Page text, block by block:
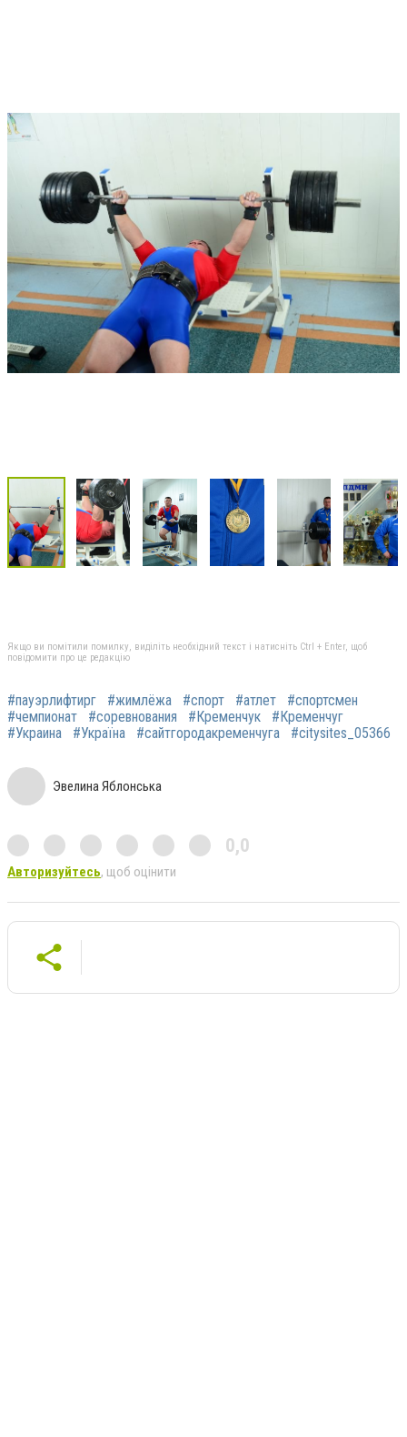
Якщо ви помітили помилку, виділіть необхідний текст і натисніть Ctrl + Enter, щоб
повідомити про це редакцію
#пауэрлифтирг #жимлёжа #спорт #атлет
#спортсмен
#чемпионат
#соревнования #Кременчук‬
#‎Кременчуг‬
#‎Украина‬
#‎Україна‬ #‎сайтгородакременчуга‬ #‎citysites_05366‬
Эвелина Яблонська
0,0
Авторизуйтесь, щоб оцінити